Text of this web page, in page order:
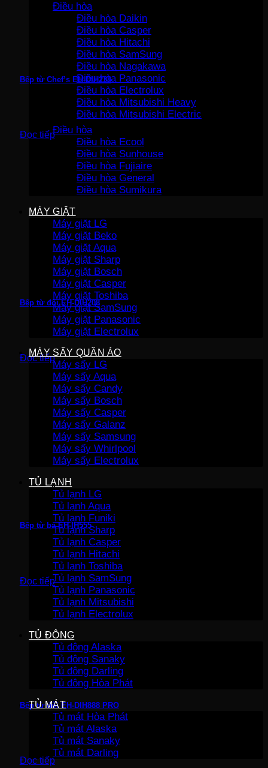
Điều hòa
Điều hòa Daikin
Điều hòa Casper
Điều hòa Hitachi
Điều hòa SamSung
Điều hòa Nagakawa
Điều hòa Panasonic
Điều hòa Electrolux
Điều hòa Mitsubishi Heavy
Điều hòa Mitsubishi Electric
Điều hòa
Điều hòa Ecool
Điều hòa Sunhouse
Điều hòa Fujiaire
Điều hòa General
Điều hòa Sumikura
MÁY GIẶT
Máy giặt LG
Máy giặt Beko
Máy giặt Aqua
Máy giặt Sharp
Máy giặt Bosch
Máy giặt Casper
Máy giặt Toshiba
Máy giặt SamSung
Máy giặt Panasonic
Máy giặt Electrolux
MÁY SẤY QUẦN ÁO
Máy sấy LG
Máy sấy Aqua
Máy sấy Candy
Máy sấy Bosch
Máy sấy Casper
Máy sấy Galanz
Máy sấy Samsung
Máy sấy Whirlpool
Máy sấy Electrolux
TỦ LẠNH
Tủ lạnh LG
Tủ lạnh Aqua
Tủ lạnh Funiki
Tủ lạnh Sharp
Tủ lạnh Casper
Tủ lạnh Hitachi
Tủ lạnh Toshiba
Tủ lạnh SamSung
Tủ lạnh Panasonic
Tủ lạnh Mitsubishi
Tủ lạnh Electrolux
TỦ ĐÔNG
Tủ đông Alaska
Tủ đông Sanaky
Tủ đông Darling
Tủ đông Hòa Phát
TỦ MÁT
Tủ mát Hòa Phát
Tủ mát Alaska
Tủ mát Sanaky
Tủ mát Darling
Bếp từ Chef’s EH-DIH238
Đọc tiếp
Bếp từ đôi EH-DIH208
Đọc tiếp
Bếp từ ba EH-IH555
Đọc tiếp
Bếp từ đôi EH-DIH888 PRO
Đọc tiếp